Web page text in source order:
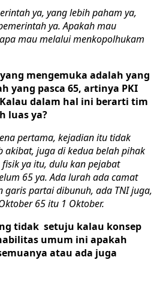
ya, yang lebih paham ya,
ya. Apakah mau
mau melalui menkopolhukam
mengemuka adalah yang
yang pasca 65, artinya PKI
dalam hal ini berarti tim
luas ya?
pertama, kejadian itu tidak
akibat, juga di kedua belah pihak
ya itu, dulu kan pejabat
65 ya. Ada lurah ada camat
garis partai dibunuh, ada TNI juga,
65 itu 1 Oktober.
tidak setuju kalau konsep
umum ini apakah
atau ada juga